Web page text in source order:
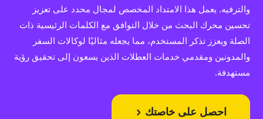
والترفيه. يعمل هذا الامتداد المخصص لمجال محدد على تعزيز
تحسين محرك البحث من خلال التوافق مع الكلمات الرئيسية ذات
الصلة ويعزز تذكر المستخدم، مما يجعله مثاليًا لوكالات السفر
والمدونين ومقدمي خدمات العطلات الذين يسعون إلى تحقيق رؤية
مستهدفة.
احصل على خاصتك